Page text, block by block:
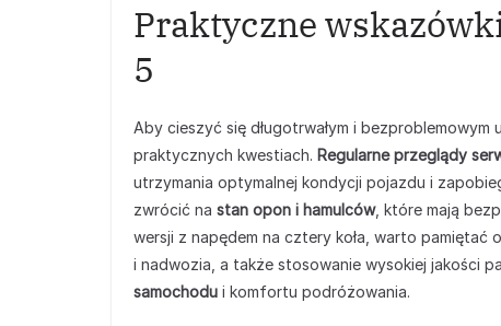
Praktyczne
5
Aby cieszyć się długotrwałym i
praktycznych kwestiach. Regularne przeglądy
utrzymania optymalnej kondycji pojazdu i
zwrócić na stan opon i hamulców, które mają
wersji z napędem na cztery koła, warto pamiętać o
i nadwozia, a także stosowanie wysokiej jakości
samochodu i komfortu podróżowania.